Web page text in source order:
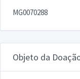
MG0070288
Objeto da